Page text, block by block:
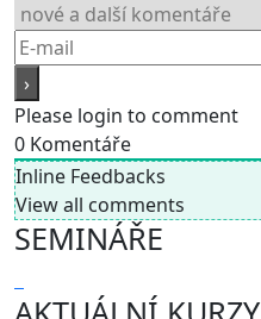
Please login to comment
0 Komentáře
Inline Feedbacks
View all comments
SEMINÁŘE